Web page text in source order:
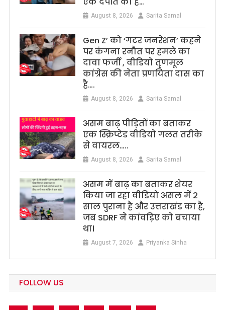
August 8, 2026 Sarita Samal
Gen Z’ को ‘गटर जनरेशन’ कहने
पर कंगना रनौत पर हमले का
दावा फर्जी , वीडियो तृणमूल
कांग्रेस की नेता प्रणयिता दास का
है….
August 8, 2026 Sarita Samal
असम बाढ़ पीड़ितों का बताकर
एक स्क्रिप्टेड वीडियो गलत तरीके
से वायरल…..
August 8, 2026 Sarita Samal
असम में बाढ़ का बताकर शेयर
किया जा रहा वीडियो असल में 2
साल पुराना है और उत्तराखंड का है,
जब SDRF ने कांवड़िए को बचाया
था।
August 7, 2026 Priyanka Sinha
FOLLOW US